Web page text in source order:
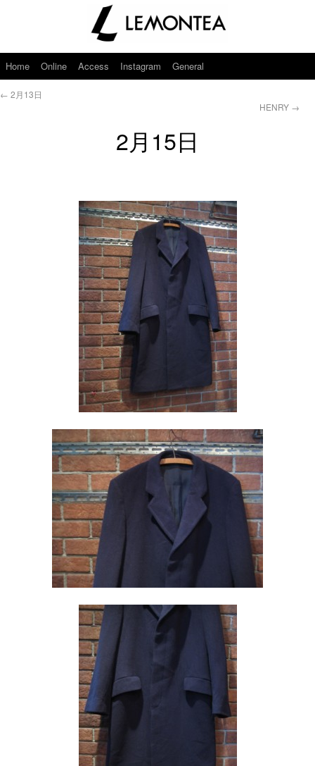
Home Online Access Instagram General
← 2月13日
HENRY →
2月15日